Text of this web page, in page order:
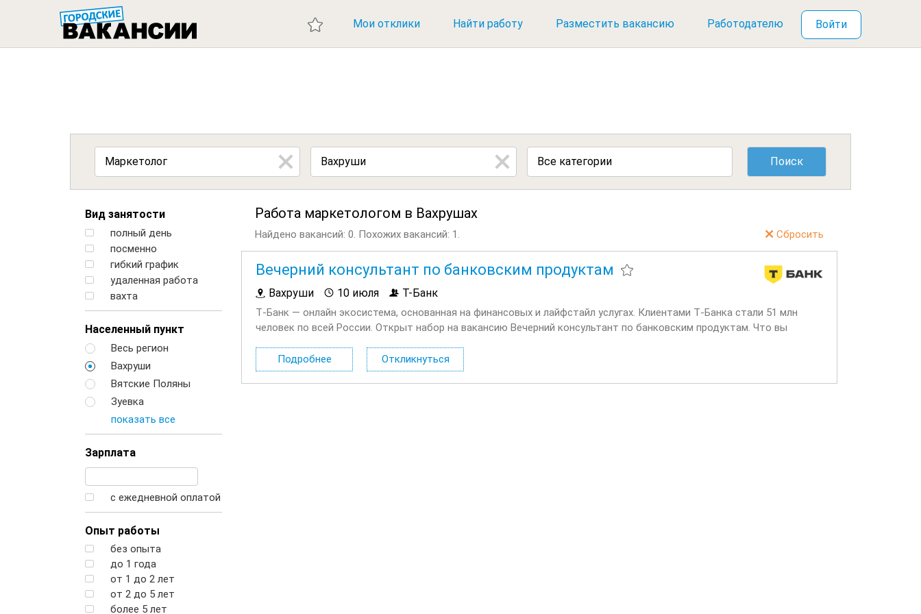
ГОРОДСКИЕ ВАКАНСИИ
Мои отклики Найти работу Разместить вакансию Работодателю Войти
Все категории
Вид занятости
полный день
посменно
гибкий график
удаленная работа
вахта
Населенный пункт
Весь регион
Вахруши
Вятские Поляны
Зуевка
показать все
Зарплата
с ежедневной оплатой
Опыт работы
без опыта
до 1 года
от 1 до 2 лет
от 2 до 5 лет
более 5 лет
Работа маркетологом в Вахрушах
Найдено вакансий: 0. Похожих вакансий: 1. Сбросить
Вечерний консультант по банковским продуктам
Вахруши 10 июля Т-Банк
Т‑Банк — онлайн экосистема, основанная на финансовых и лайфстайл услугах. Клиентами Т‑Банка стали 51 млн
человек по всей России. Открыт набор на вакансию Вечерний консультант по банковским продуктам. Что вы
Подробнее
Откликнуться